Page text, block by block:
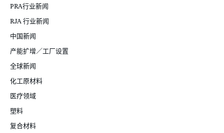
PRA行业新闻
RJA 行业新闻
中国新闻
产能扩增／工厂设置
全球新闻
化工原材料
医疗领域
塑料
复合材料